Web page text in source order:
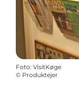
Foto: VisitKøge
© Produktejer